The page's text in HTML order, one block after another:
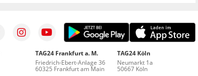
TAG24 Frankfurt a. M.
Friedrich-Ebert-Anlage 36
60325 Frankfurt am Main
TAG24 Köln
Neumarkt 1a
50667 Köln